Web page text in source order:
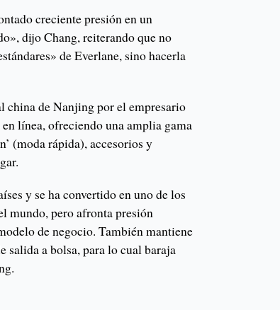
creciente presión en un
dijo Chang, reiterando que no
de Everlane, sino hacerla
china de Nanjing por el empresario
línea, ofreciendo una amplia gama
(moda rápida), accesorios y
y se ha convertido en uno de los
mundo, pero afronta presión
de negocio. También mantiene
salida a bolsa, para lo cual baraja